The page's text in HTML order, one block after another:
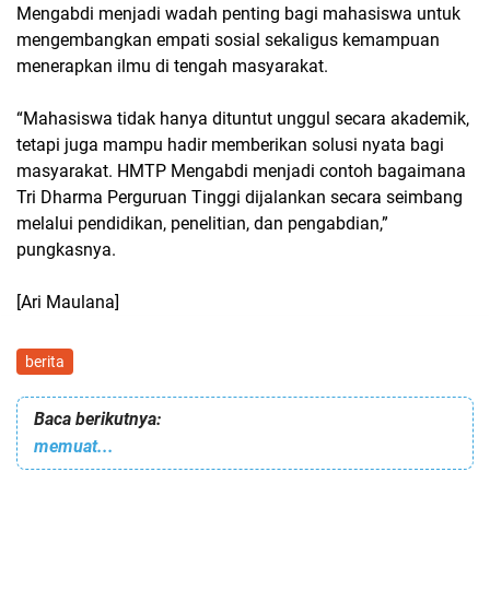
Mengabdi menjadi wadah penting bagi mahasiswa untuk
mengembangkan empati sosial sekaligus kemampuan
menerapkan ilmu di tengah masyarakat.
“Mahasiswa tidak hanya dituntut unggul secara akademik,
tetapi juga mampu hadir memberikan solusi nyata bagi
masyarakat. HMTP Mengabdi menjadi contoh bagaimana
Tri Dharma Perguruan Tinggi dijalankan secara seimbang
melalui pendidikan, penelitian, dan pengabdian,”
pungkasnya.
[Ari Maulana]
berita
Baca berikutnya:
memuat...